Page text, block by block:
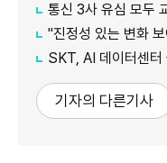
통신 3사 유심 모두 교체…
"진정성 있는 변화 보
SKT, AI 데이터센터
기자의 다른기사